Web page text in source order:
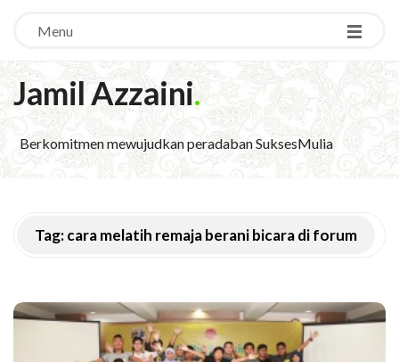
Menu
Jamil Azzaini.
Berkomitmen mewujudkan peradaban SuksesMulia
Tag:cara melatih remaja berani bicara di forum